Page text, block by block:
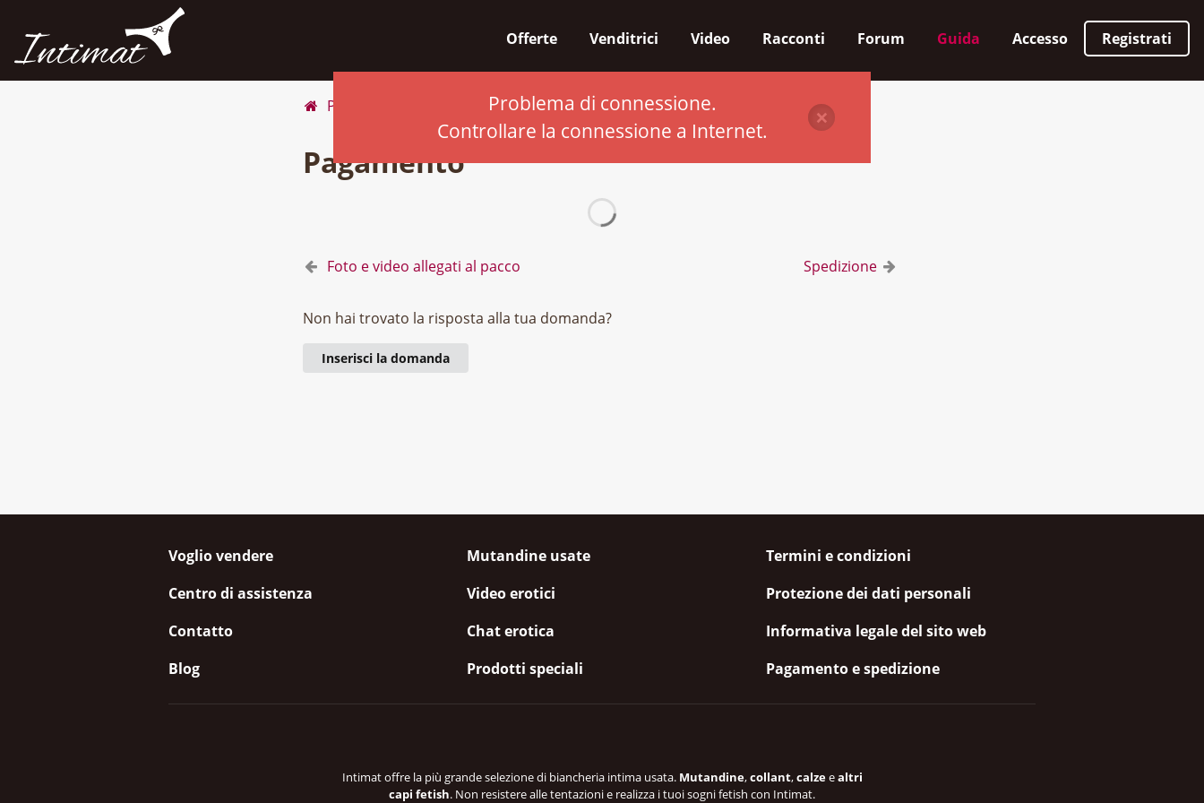
Offerte Venditrici Video Racconti Forum Guida Accesso Registrati
Pagina iniziale Centro di assistenza Acquisto Ordini Pagamento
Pagamento
Foto e video allegati al pacco Spedizione
Non hai trovato la risposta alla tua domanda?
Inserisci la domanda
Voglio vendere
Centro di assistenza
Contatto
Blog
Mutandine usate
Video erotici
Chat erotica
Prodotti speciali
Termini e condizioni
Protezione dei dati personali
Informativa legale del sito web
Pagamento e spedizione
Intimat offre la più grande selezione di biancheria intima usata. Mutandine,collant,calzeealtri
capi fetish. Non resistere alle tentazioni e realizza i tuoi sogni fetish con Intimat.
×
Problema di connessione.
Controllare la connessione a Internet.